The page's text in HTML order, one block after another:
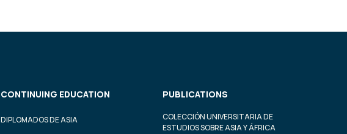
CONTINUING EDUCATION
DIPLOMADOS DE ASIA
PUBLICATIONS
COLECCIÓN UNIVERSITARIA DE
ESTUDIOS SOBRE ASIA Y ÁFRICA